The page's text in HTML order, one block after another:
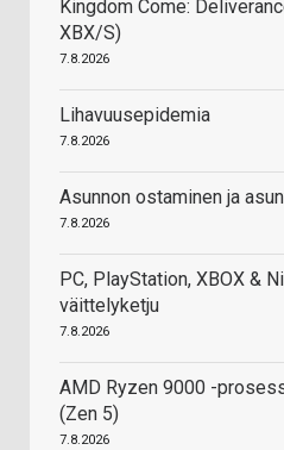
Kingdom Come:
XBX/S)
7.8.2026
Lihavuusepidemia
7.8.2026
Asunnon ostaminen ja
7.8.2026
PC, PlayStation, XBOX &
väittelyketju
7.8.2026
AMD Ryzen 9000 -
(Zen 5)
7.8.2026